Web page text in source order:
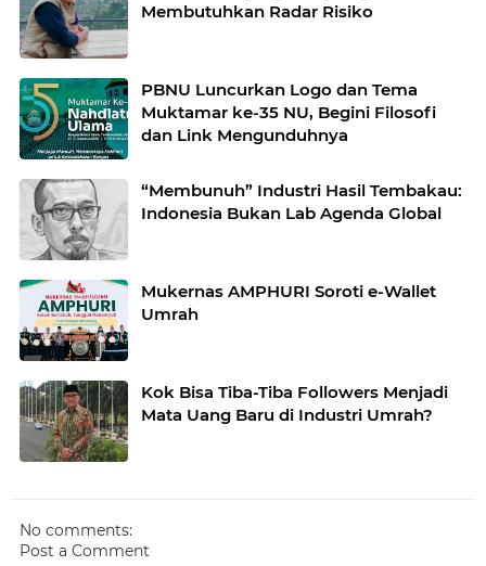
Membutuhkan Radar Risiko
PBNU Luncurkan Logo dan Tema
Muktamar ke-35 NU, Begini Filosofi
dan Link Mengunduhnya
“Membunuh” Industri Hasil Tembakau:
Indonesia Bukan Lab Agenda Global
Mukernas AMPHURI Soroti e-Wallet
Umrah
Kok Bisa Tiba-Tiba Followers Menjadi
Mata Uang Baru di Industri Umrah?
No comments:
Post a Comment